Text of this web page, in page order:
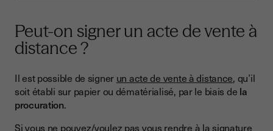
Peut-on signer un acte de vente à
distance ?
Il est possible de signer un acte de vente à distance, qu’il
soit établi sur papier ou dématérialisé, par le biais de la
procuration.
Si vous ne pouvez/voulez pas vous rendre à la signature